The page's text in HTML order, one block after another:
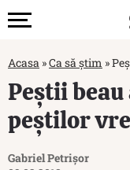
Acasa »Ca să știm »
Peștii beau
peștilor
Gabriel Petrișor